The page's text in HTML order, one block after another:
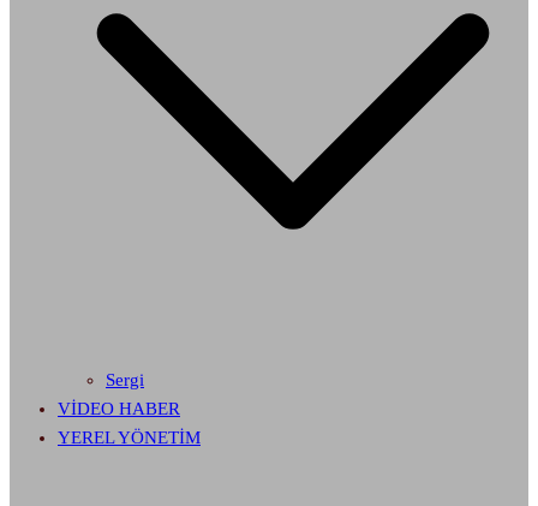
Sergi
VİDEO HABER
YEREL YÖNETİM